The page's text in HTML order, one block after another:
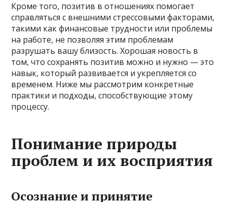
Кроме того, позитив в отношениях помогает
справляться с внешними стрессовыми факторами,
такими как финансовые трудности или проблемы
на работе, не позволяя этим проблемам
разрушать вашу близость. Хорошая новость в
том, что сохранять позитив можно и нужно — это
навык, который развивается и укрепляется со
временем. Ниже мы рассмотрим конкретные
практики и подходы, способствующие этому
процессу.
Понимание природы
проблем и их восприятия
Осознание и принятие